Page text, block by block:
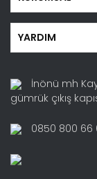
YARDIM
İnönü mh
gümrük çıkış
0850 800 66